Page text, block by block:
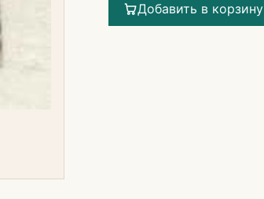
Добавить в корзину